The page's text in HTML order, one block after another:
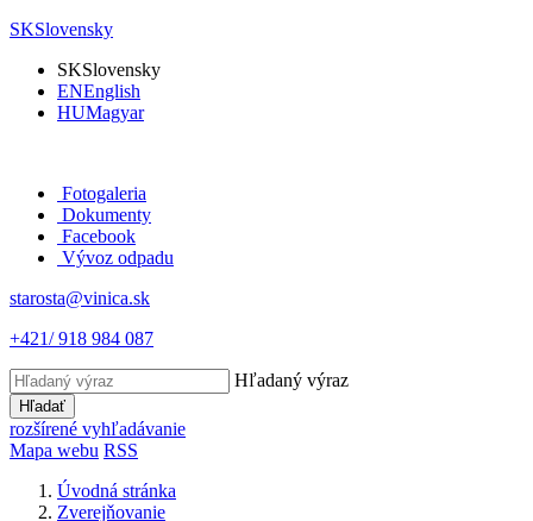
SKSlovensky
SKSlovensky
ENEnglish
HUMagyar
Fotogaleria
Dokumenty
Facebook
Vývoz odpadu
starosta@vinica.sk
+421/ 918 984 087
Hľadaný výraz
Hľadať
rozšírené vyhľadávanie
Mapa webu RSS
Úvodná stránka
Zverejňovanie